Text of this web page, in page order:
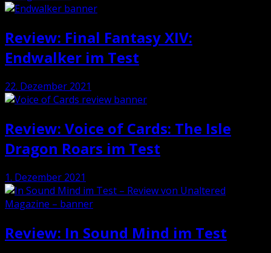
Review: Final Fantasy XIV:
Endwalker im Test
22. Dezember 2021
Review: Voice of Cards: The Isle
Dragon Roars im Test
1. Dezember 2021
Review: In Sound Mind im Test